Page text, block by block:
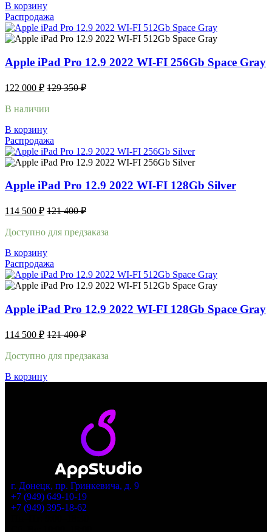
В корзину
Распродажа
Apple iPad Pro 12.9 2022 WI-FI 256Gb Space Gray
122 000 ₽ 129 350₽
В наличии
В корзину
Распродажа
Apple iPad Pro 12.9 2022 WI-FI 128Gb Silver
114 500 ₽ 121 400₽
Доступно для предзаказа
В корзину
Распродажа
Apple iPad Pro 12.9 2022 WI-FI 128Gb Space Gray
114 500 ₽ 121 400₽
Доступно для предзаказа
В корзину
г. Донецк, пр. Гринкевича, д. 9
+7 (949) 649-10-19
+7 (949) 395-18-62